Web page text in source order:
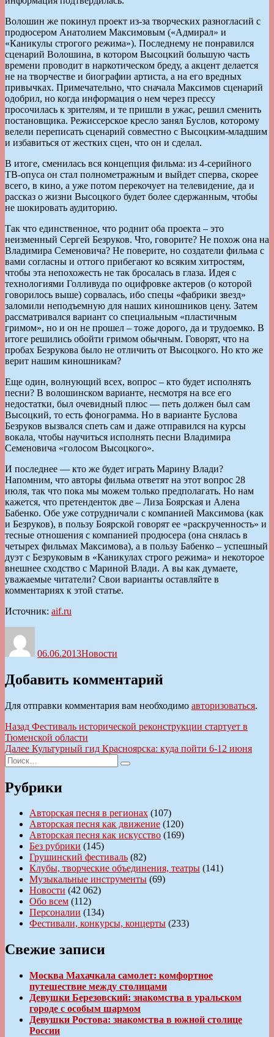
Волошин же покинул проект из-за творческих разногласий с
продюсером Анатолием Максимовым («Адмирал» и
«Каникулы строгого режима»). Последнему не понравился
сценарий Волошина, в котором Высоцкий большую часть
времени проводит в наркотическом бреду, а акцент делается
не на творчестве и биографии артиста, а на его вредных
привычках. Примечательно, что сначала Максимов сценарий
одобрил, но когда информация о нем через прессу
просочилась к зрителям, и те пришли в ужас, решил сменить
постановщика. Режиссерское кресло занял Буслов, которому
велели переписать сценарий совместно с Высоцким-младшим
и избавиться от жестких сцен, что он и сделал.
В итоге, сменилась вся концепция фильма: из 4-серийного
ТВ-опуса он стал полнометражным и выйдет сперва, скорее
всего, в кино, а уже потом перекочует на телевидение, да и
рассказ о жизни Высоцкого будет более сдержанным, чтобы
не шокировать аудиторию.
Так что единственное, что роднит оба проекта – это
неизменный Сергей Безруков. Что, говорите? Не похож она на
Владимира Семеновича? Не поверите, но создатели фильма с
вами согласны и оттого прибегают ко всяким хитростям,
чтобы эта непохожесть не так бросалась в глаза. Идея с
технологиями Голливуда по оцифровке актеров (о которой
говорилось выше) сорвалась, ибо спецы «фабрики звезд»
заломили неподъемную для наших киношников цену. Затем
рассматривался вариант со специальным «пластичным
гримом», но и он не прошел – тоже дорого, да и трудоемко. В
итоге решились обойти гримом обычным. Говорят, что на
пробах Безрукова было не отличить от Высоцкого. Но кто же
верит нашим киношникам?
Еще один, волнующий всех, вопрос – кто будет исполнять
песни? В волошинском варианте, несмотря на все его
недостатки, был очевидный плюс — петь должен был сам
Высоцкий, то есть фонограмма. Но в варианте Буслова
Безруков вызвался спеть сам и даже отправился на курсы
вокала, чтобы научиться исполнять песни Владимира
Семеновича «голосом Высоцкого».
И последнее — кто же будет играть Марину Влади?
Напомним, что авторы фильма ответят на этот вопрос 28
июля, так что пока мы можем только предполагать. Но нам
кажется, что претенденток две – Лиза Боярская и Алена
Бабенко. Обе уже сотрудничали с компанией Максимова (как
и Безруков), в пользу Боярской говорят ее «раскрученность» и
тесные отношения с компанией продюсера (она снялась в
четырех фильмах Максимова), а в пользу Бабенко – успешный
дуэт с Безруковым в «Каникулах строго режима» и некоторое
внешнее сходство с Мариной Влади. А вы как думаете,
уважаемые читатели? Свои варианты оставляйте в
комментариях к этой статье.
Источник: aif.ru
06.06.2013Новости
Добавить комментарий
Для отправки комментария вам необходимо авторизоваться.
Навигация
по
записям
Назад Предыдущая
запись:
Фестиваль исторической реконструкции стартует в
Тюменской области
Далее Следующая
Культурный гид Красноярска: куда пойти 6-12 июня
Искать:
Поиск
Рубрики
Авторская песня в регионах (107)
Авторская песня как движение (120)
Авторская песня как искусство (169)
Без рубрики (145)
Грушинский фестиваль (82)
Клубы, творческие объединения, театры (141)
Музыкальные инструменты (69)
Новости (42 062)
Обо всем (112)
Персоналии (134)
Фестивали, конкурсы, концерты (233)
Свежие записи
Москва Махачкала самолет: комфортное
путешествие между столицами
Девушки Березовский: знакомства в уральском
городе с особым шармом
Девушки Ростова: знакомства в южной столице
России